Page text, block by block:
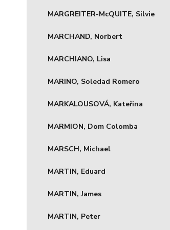
MARGREITER-McQUITE, Silvie
MARCHAND, Norbert
MARCHIANO, Lisa
MARINO, Soledad Romero
MARKALOUSOVÁ, Kateřina
MARMION, Dom Colomba
MARSCH, Michael
MARTIN, Eduard
MARTIN, James
MARTIN, Peter